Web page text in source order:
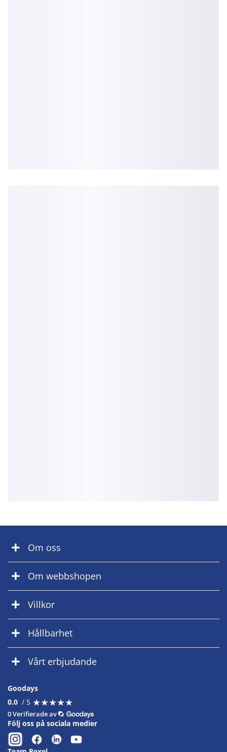
Om oss
Om webbshopen
Villkor
Hållbarhet
Vårt erbjudande
Goodays
0.0 / 5 ★★★★★
★★★★★
0 Verifierade av
Följ oss på sociala medier